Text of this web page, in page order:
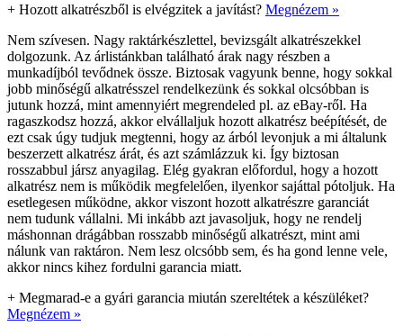
+ Hozott alkatrészből is elvégzitek a javítást? Megnézem »
Nem szívesen. Nagy raktárkészlettel, bevizsgált alkatrészekkel
dolgozunk. Az árlistánkban található árak nagy részben a
munkadíjból tevődnek össze. Biztosak vagyunk benne, hogy sokkal
jobb minőségű alkatrésszel rendelkezünk és sokkal olcsóbban is
jutunk hozzá, mint amennyiért megrendeled pl. az eBay-ről. Ha
ragaszkodsz hozzá, akkor elvállaljuk hozott alkatrész beépítését, de
ezt csak úgy tudjuk megtenni, hogy az árból levonjuk a mi általunk
beszerzett alkatrész árát, és azt számlázzuk ki. Így biztosan
rosszabbul jársz anyagilag. Elég gyakran előfordul, hogy a hozott
alkatrész nem is működik megfelelően, ilyenkor sajáttal pótoljuk. Ha
esetlegesen működne, akkor viszont hozott alkatrészre garanciát
nem tudunk vállalni. Mi inkább azt javasoljuk, hogy ne rendelj
máshonnan drágábban rosszabb minőségű alkatrészt, mint ami
nálunk van raktáron. Nem lesz olcsóbb sem, és ha gond lenne vele,
akkor nincs kihez fordulni garancia miatt.
+ Megmarad-e a gyári garancia miután szereltétek a készüléket?
Megnézem »